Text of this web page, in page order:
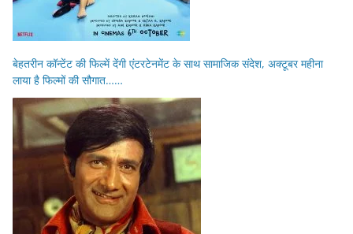
बेहतरीन कॉन्टेंट की फिल्में देंगी एंटरटेनमेंट के साथ सामाजिक संदेश, अक्टूबर महीना
लाया है फिल्मों की सौगात……